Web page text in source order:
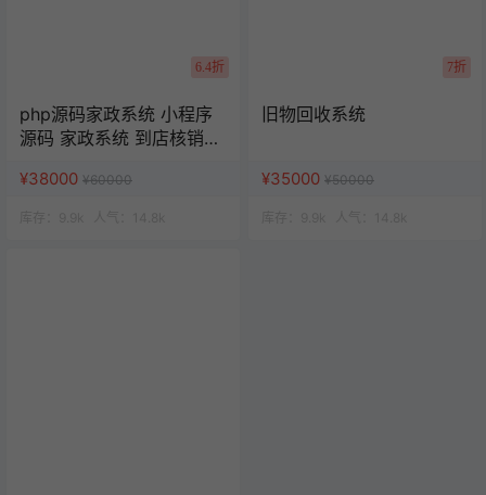
6.4折
php源码家政系统 小程序
源码 家政系统 到店核销系
¥38000 ¥60000
7折
旧物回收系统
¥35000 ¥50000